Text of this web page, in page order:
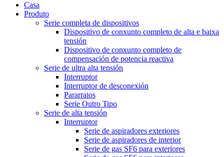
Casa
Produto
Serie completa de dispositivos
Dispositivo de conxunto completo de alta e baixa
tensión
Dispositivo de conxunto completo de
compensación de potencia reactiva
Serie de ultra alta tensión
Interruptor
Interruptor de desconexión
Pararraios
Serie Outro Tipo
Serie de alta tensión
Interruptor
Serie de aspiradores exteriores
Serie de aspiradores de interior
Serie de gas SF6 para exteriores